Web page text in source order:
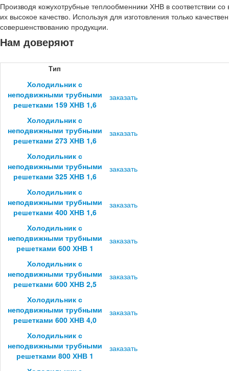
Производя кожухотрубные теплообменники ХНВ в соответствии
их высокое качество. Используя для изготовления только
совершенствованию продукции.
Нам доверяют
Тип
Холодильник с
неподвижными трубными
решетками 159 ХНВ 1,6
заказать
Холодильник с
неподвижными трубными
решетками 273 ХНВ 1,6
заказать
Холодильник с
неподвижными трубными
решетками 325 ХНВ 1,6
заказать
Холодильник с
неподвижными трубными
решетками 400 ХНВ 1,6
заказать
Холодильник с
неподвижными трубными
решетками 600 ХНВ 1
заказать
Холодильник с
неподвижными трубными
решетками 600 ХНВ 2,5
заказать
Холодильник с
неподвижными трубными
решетками 600 ХНВ 4,0
заказать
Холодильник с
неподвижными трубными
решетками 800 ХНВ 1
заказать